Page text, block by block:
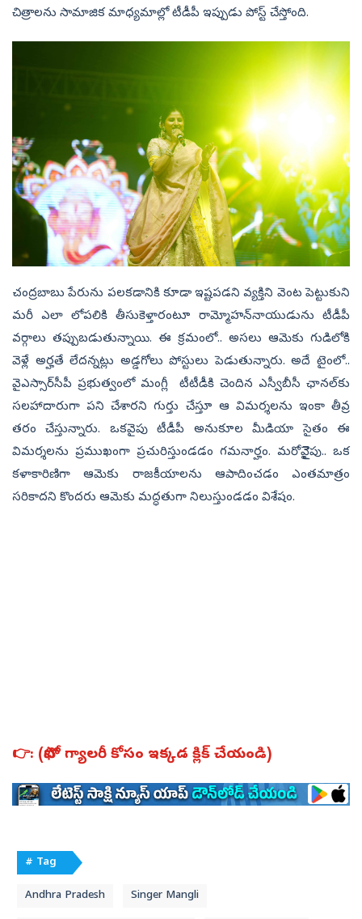
చిత్రాలను సామాజిక మాధ్యమాల్లో టీడీపీ ఇప్పుడు పోస్ట్‌ చేస్తోంది.
చంద్రబాబు పేరును పలకడానికి కూడా ఇష్టపడని వ్యక్తిని వెంట పెట్టుకుని
మరీ ఎలా లోపలికి తీసుకెళ్తారంటూ రామ్మోహన్‌నాయుడును టీడీపీ
వర్గాలు తప్పుబడుతున్నాయి. ఈ క్రమంలో.. అసలు ఆమెకు గుడిలోకి
వెళ్లే అర్హతే లేదన్నట్లు అడ్డగోలు పోస్టులు పెడుతున్నారు. అదే టైంలో..
వైఎస్సార్‌సీపీ ప్రభుత్వంలో మంగ్లీ టీటీడీకి చెందిన ఎస్వీబీసీ ఛానల్‌కు
సలహాదారుగా పని చేశారని గుర్తు చేస్తూ ఆ విమర్శలను ఇంకా తీవ్ర
తరం చేస్తున్నారు. ఒకవైపు టీడీపీ అనుకూల మీడియా సైతం ఈ
విమర్శలను ప్రముఖంగా ప్రచురిస్తుండడం గమనార్హం. మరోవైైపు.. ఒక
కళాకారిణిగా ఆమెకు రాజకీయాలను ఆపాదించడం ఎంతమాత్రం
సరికాదని కొందరు ఆమెకు మద్ధతుగా నిలుస్తుండడం విశేషం.
👉:​​​​​​​ (ఫోటో గ్యాలరీ కోసం ఇక్కడ క్లిక్ చేయండి)
# Tag
Andhra Pradesh Singer Mangli